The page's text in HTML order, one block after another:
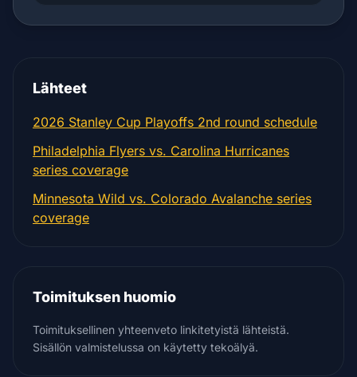
Lähteet
2026 Stanley Cup Playoffs 2nd round schedule
Philadelphia Flyers vs. Carolina Hurricanes
series coverage
Minnesota Wild vs. Colorado Avalanche series
coverage
Toimituksen huomio
Toimituksellinen yhteenveto linkitetyistä lähteistä.
Sisällön valmistelussa on käytetty tekoälyä.